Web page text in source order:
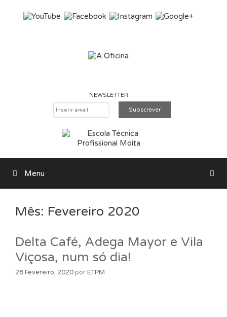
NEWSLETTER
Pesquisar
Menu
Mês: Fevereiro 2020
Delta Café, Adega Mayor e Vila
Viçosa, num só dia!
28 Fevereiro, 2020 porETPM